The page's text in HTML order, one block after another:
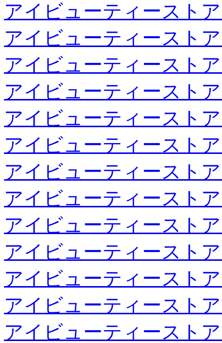
アイビューティースト
アイビューティースト
アイビューティースト
アイビューティースト
アイビューティースト
アイビューティースト
アイビューティースト
アイビューティースト
アイビューティースト
アイビューティースト
アイビューティースト
アイビューティースト
アイビューティースト